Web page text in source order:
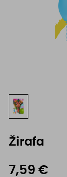
Žirafa
7,59 €